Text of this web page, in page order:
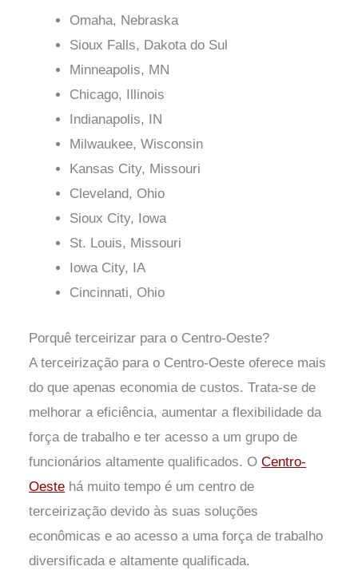
Omaha, Nebraska
Sioux Falls, Dakota do Sul
Minneapolis, MN
Chicago, Illinois
Indianapolis, IN
Milwaukee, Wisconsin
Kansas City, Missouri
Cleveland, Ohio
Sioux City, Iowa
St. Louis, Missouri
Iowa City, IA
Cincinnati, Ohio
Porquê terceirizar para o Centro-Oeste?
A terceirização para o Centro-Oeste oferece mais
do que apenas economia de custos. Trata-se de
melhorar a eficiência, aumentar a flexibilidade da
força de trabalho e ter acesso a um grupo de
funcionários altamente qualificados. OCentro-
Oeste há muito tempo é um centro de
terceirização devido às suas soluções
econômicas e ao acesso a uma força de trabalho
diversificada e altamente qualificada.